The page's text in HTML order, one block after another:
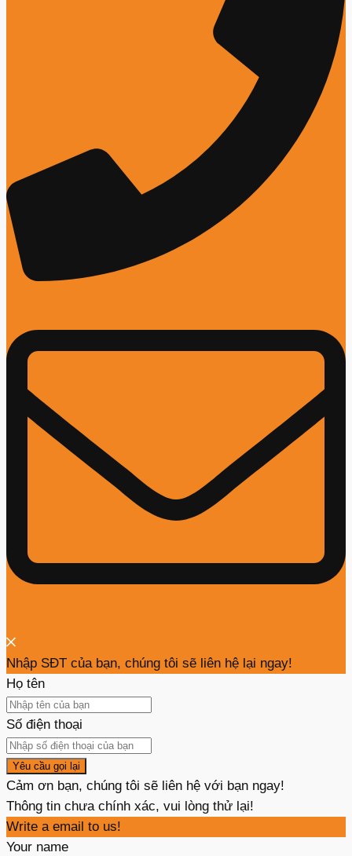
Nhập SĐT của bạn, chúng tôi sẽ liên hệ lại ngay!
Họ tên
Số điện thoại
Yêu cầu gọi lại
Cảm ơn bạn, chúng tôi sẽ liên hệ với bạn ngay!
Thông tin chưa chính xác, vui lòng thử lại!
Write a email to us!
Your name